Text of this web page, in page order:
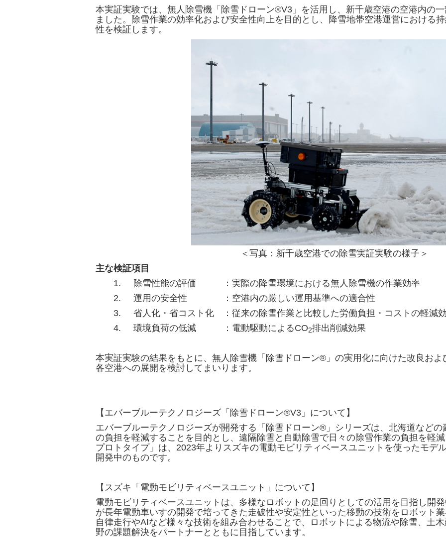
本実証実験では、無人除雪機「除雪ドローン®V3」を活用し、新千歳空港の空港内の
ました。除雪作業の効率化および安全性向上を目的とし、降雪地帯空港運営における
性を検証します。
＜写真：新千歳空港での除雪実証実験の様子＞
主な検証項目
1. 除雪性能の評価
：実際の降雪環境における無人除雪機の作業効率
2. 運用の安全性
：空港内の厳しい運用基準への適合性
3. 省人化・省コスト化 ：従来の除雪作業と比較した労働負担・コストの軽減
4. 環境負荷の低減
：電動駆動によるCO2排出削減効果
本実証実験の結果をもとに、無人除雪機「除雪ドローン®」の実用化に向けた改良お
各空港への展開を検討してまいります。
【エバーブルーテクノロジーズ「除雪ドローン®V3」について】
エバーブルーテクノロジーズが開発する「除雪ドローン®」シリーズは、北海道など
の負担を軽減することを目的とし、遠隔除雪と自動除雪で日々の除雪作業の負担を軽
プロトタイプ」は、2023年よりスズキの電動モビリティベースユニットを使ったモデ
開発中のものです。
【スズキ「電動モビリティベースユニット」について】
電動モビリティベースユニットは、多様なロボットの足回りとしての活用を目指し開
が長年電動車いすの開発で培ってきた走破性や安定性といった移動の技術をロボット
自律走行やAIなど様々な技術を組み合わせることで、ロボットによる物流や除雪、土
野の課題解決をパートナーとともに目指しています。